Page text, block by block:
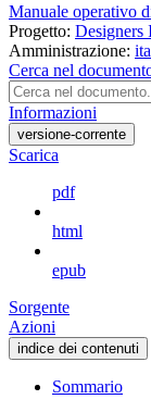
Manuale operativo
Progetto: Designers
Amministrazione:
Cerca nel
Informazioni
versione-corrente
Scarica
pdf
html
epub
Sorgente
Azioni
indice dei contenuti
Sommario